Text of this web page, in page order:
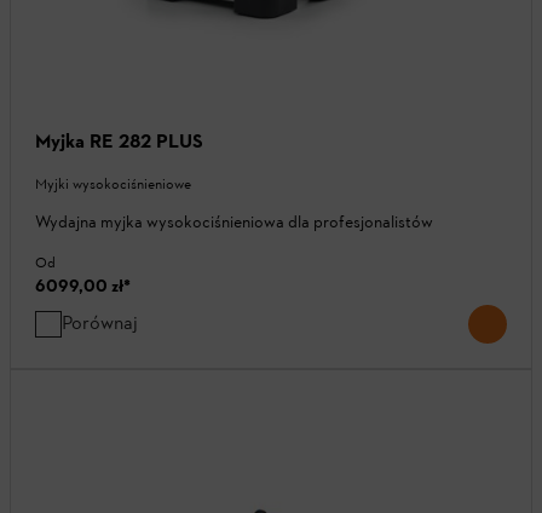
Myjka RE 282 PLUS
Myjki wysokociśnieniowe
Wydajna myjka wysokociśnieniowa dla profesjonalistów
Od
6099,00 zł*
Porównaj